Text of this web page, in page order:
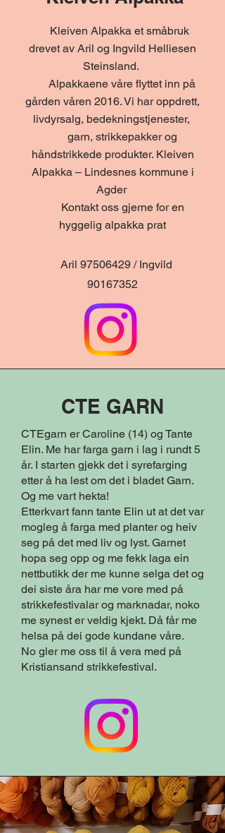
Kleiven Alpakka et småbruk
drevet av Aril og Ingvild Helliesen
Steinsland.
Alpakkaene våre flyttet inn på
gården våren 2016. Vi har oppdrett,
livdyrsalg, bedekningstjenester,
garn, strikkepakker og
håndstrikkede produkter. Kleiven
Alpakka – Lindesnes kommune i
Agder
Kontakt oss gjerne for en
hyggelig alpakka prat
Aril 97506429 / Ingvild
90167352
CTE GARN
CTEgarn er Caroline (14) og Tante
Elin. Me har farga garn i lag i rundt 5
år. I starten gjekk det i syrefarging
etter å ha lest om det i bladet Garn.
Og me vart hekta!
Etterkvart fann tante Elin ut at det var
mogleg å farga med planter og heiv
seg på det med liv og lyst. Garnet
hopa seg opp og me fekk laga ein
nettbutikk der me kunne selga det og
dei siste åra har me vore med på
strikkefestivalar og marknadar, noko
me synest er veldig kjekt. Då får me
helsa på dei gode kundane våre.
No gler me oss til å vera med på
Kristiansand strikkefestival.